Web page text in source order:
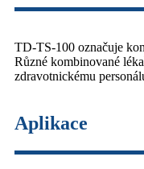
TD-TS-100 označuje
Různé kombinované
zdravotnickému
Aplikace